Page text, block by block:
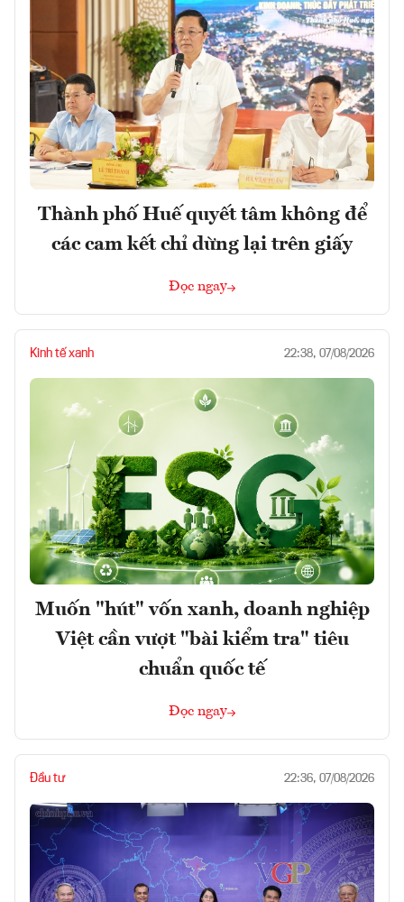
Thành phố Huế quyết tâm không để
các cam kết chỉ dừng lại trên giấy
Đọc ngay
Kinh tế xanh 22:38, 07/08/2026
Muốn "hút" vốn xanh, doanh nghiệp
Việt cần vượt "bài kiểm tra" tiêu
chuẩn quốc tế
Đọc ngay
Đầu tư 22:36, 07/08/2026